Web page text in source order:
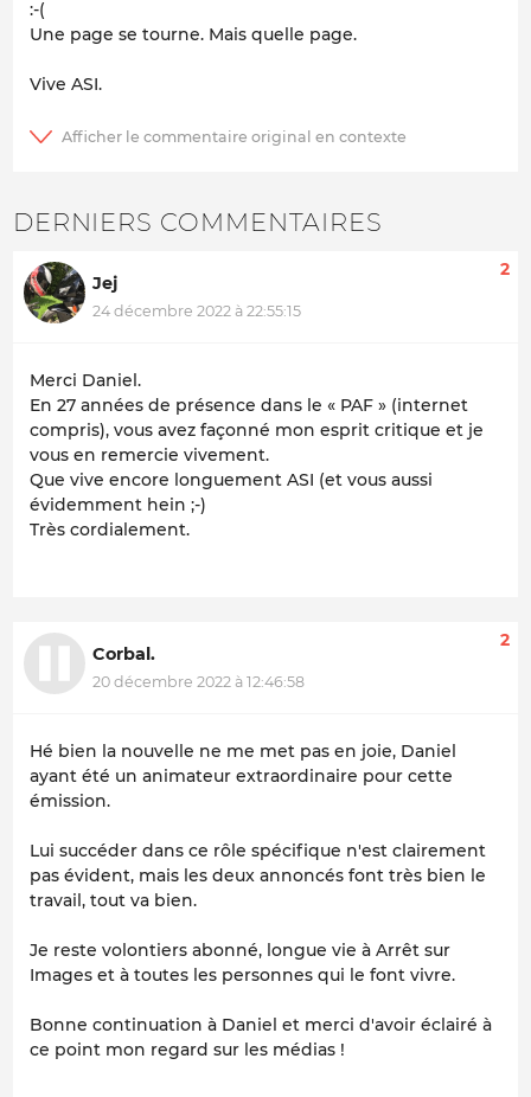
:-(
Une page se tourne. Mais quelle page.
Vive ASI.
DERNIERS COMMENTAIRES
Jej
24 décembre 2022 à 22:55:15
2
Merci Daniel.
En 27 années de présence dans le « PAF » (internet
compris), vous avez façonné mon esprit critique et je
vous en remercie vivement.
Que vive encore longuement ASI (et vous aussi
évidemment hein ;-)
Très cordialement.
Corbal.
20 décembre 2022 à 12:46:58
2
Hé bien la nouvelle ne me met pas en joie, Daniel
ayant été un animateur extraordinaire pour cette
émission.
Lui succéder dans ce rôle spécifique n'est clairement
pas évident, mais les deux annoncés font très bien le
travail, tout va bien.
Je reste volontiers abonné, longue vie à Arrêt sur
Images et à toutes les personnes qui le font vivre.
Bonne continuation à Daniel et merci d'avoir éclairé à
ce point mon regard sur les médias !